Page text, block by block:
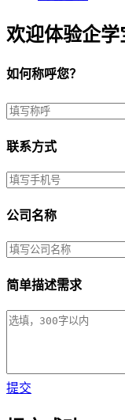
欢迎体验企学
如何称呼您？
联系方式
公司名称
简单描述需求
提交